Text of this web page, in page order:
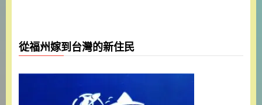
從福州嫁到台灣的新住民